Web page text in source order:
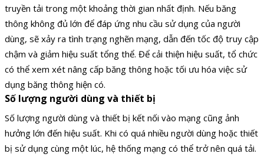
truyền tải trong một khoảng thời gian nhất định. Nếu băng
thông không đủ lớn để đáp ứng nhu cầu sử dụng của người
dùng, sẽ xảy ra tình trạng nghẽn mạng, dẫn đến tốc độ truy cập
chậm và giảm hiệu suất tổng thể. Để cải thiện hiệu suất, tổ chức
có thể xem xét nâng cấp băng thông hoặc tối ưu hóa việc sử
dụng băng thông hiện có.
Số lượng người dùng và thiết bị
Số lượng người dùng và thiết bị kết nối vào mạng cũng ảnh
hưởng lớn đến hiệu suất. Khi có quá nhiều người dùng hoặc thiết
bị sử dụng cùng một lúc, hệ thống mạng có thể trở nên quá tải.